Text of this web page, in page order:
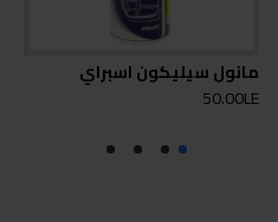
مانول سيليكون اسبراي
50.00LE